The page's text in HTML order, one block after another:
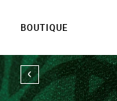
BOUTIQUE